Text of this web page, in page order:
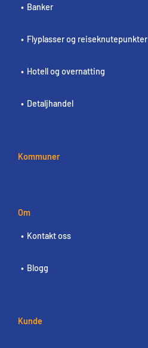
Banker
Flyplasser og reiseknutepunkter
Hotell og overnatting
Detaljhandel
Kommuner
Om
Kontakt oss
Blogg
Kunde